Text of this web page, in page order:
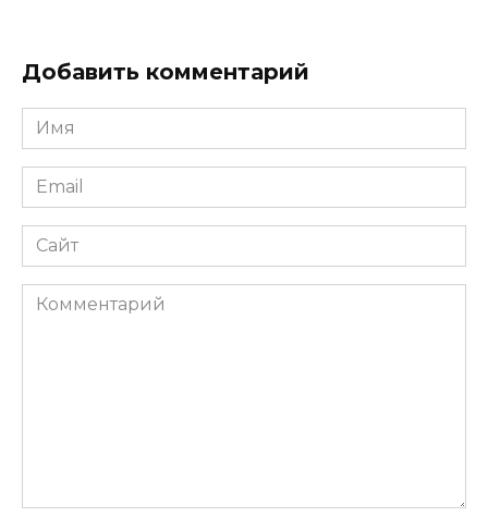
Добавить комментарий
Имя
*
Email
*
Сайт
Комментарий